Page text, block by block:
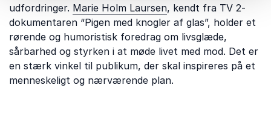
udfordringer. Marie Holm Laursen, kendt fra TV 2-
dokumentaren “Pigen med knogler af glas”, holder et
rørende og humoristisk foredrag om livsglæde,
sårbarhed og styrken i at møde livet med mod. Det er
en stærk vinkel til publikum, der skal inspireres på et
menneskeligt og nærværende plan.